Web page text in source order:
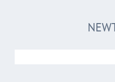
!!!Если Вы с телефона